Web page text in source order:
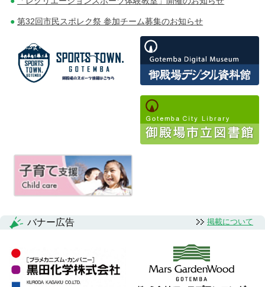
第32回市民スポレク祭 参加チーム募集のお知らせ
バナー広告 掲載について